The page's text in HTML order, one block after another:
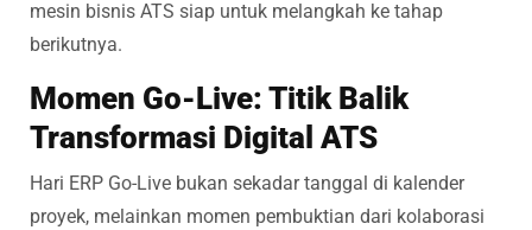
mesin bisnis ATS siap untuk melangkah ke tahap
berikutnya.
Momen Go-Live: Titik Balik
Transformasi Digital ATS
Hari ERP Go-Live bukan sekadar tanggal di kalender
proyek, melainkan momen pembuktian dari kolaborasi